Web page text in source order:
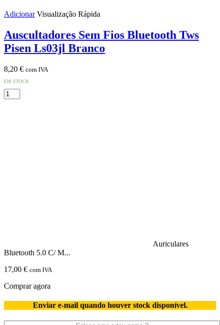
Adicionar Visualização Rápida
Auscultadores Sem Fios Bluetooth Tws
Pisen Ls03jl Branco
8,20 € com IVA
EM STOCK
Quantidade
de
Auriculares
Bluetooth 5.0 C/ M...
17,00 € com IVA
Comprar agora
Enviar e-mail quando houver stock disponível.